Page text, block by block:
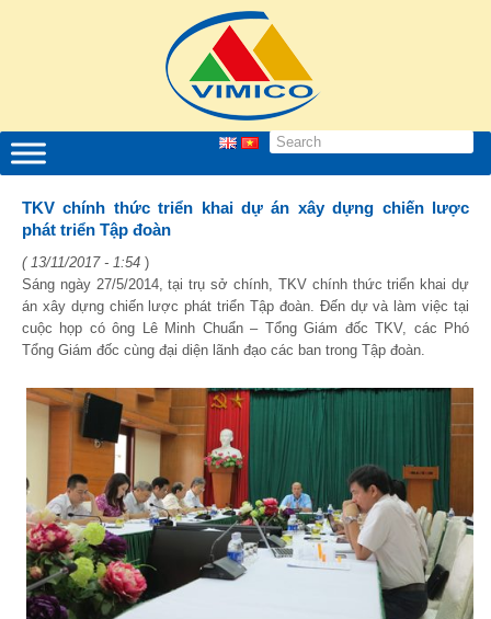
TKV chính thức triển khai dự án xây dựng chiến lược
phát triển Tập đoàn
( 13/11/2017 - 1:54 )
Sáng ngày 27/5/2014, tại trụ sở chính, TKV chính thức triển khai dự
án xây dựng chiến lược phát triển Tập đoàn. Đến dự và làm việc tại
cuộc họp có ông Lê Minh Chuẩn – Tổng Giám đốc TKV, các Phó
Tổng Giám đốc cùng đại diện lãnh đạo các ban trong Tập đoàn.